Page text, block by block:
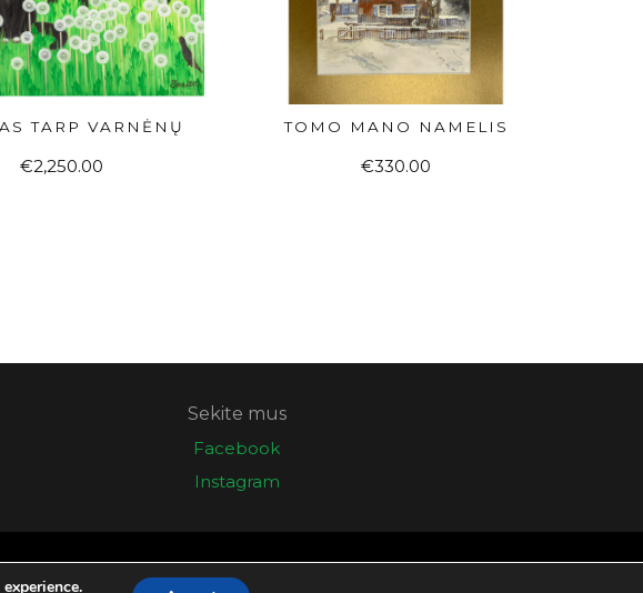
Į KREPŠELĮ
TARP VARNĖNŲ
€2,250.00
Į KREPŠELĮ
TOMO MANO NAMELIS
€330.00
Sekite mus
Facebook
Instagram
Sprendimas: